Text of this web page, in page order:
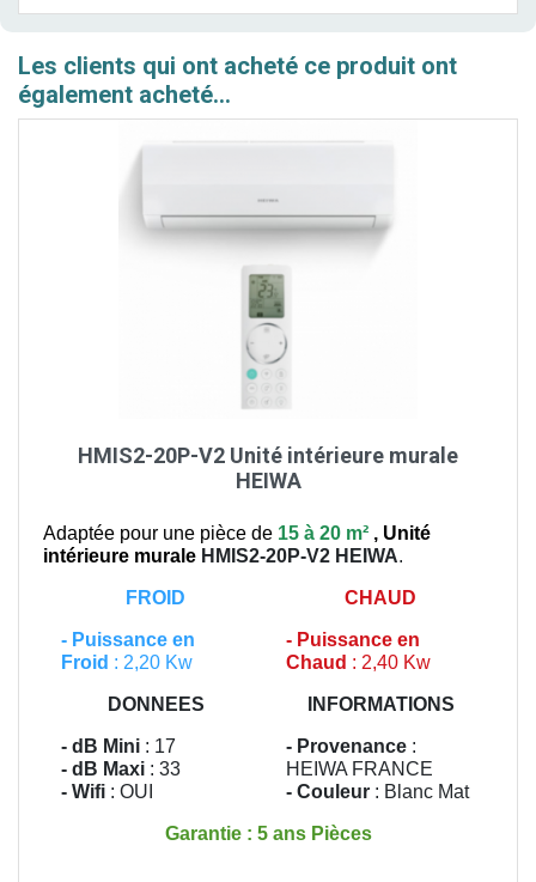
Les clients qui ont acheté ce produit ont
également acheté...
HMIS2-20P-V2 Unité intérieure murale
HEIWA
Adaptée pour une pièce de 15 à 20 m² , Unité
intérieure murale HMIS2-20P-V2 HEIWA.
FROID
- Puissance en
Froid : 2,20 Kw
CHAUD
- Puissance en
Chaud : 2,40 Kw
DONNEES
- dB Mini : 17
- dB Maxi : 33
- Wifi : OUI
INFORMATIONS
- Provenance :
HEIWA FRANCE
- Couleur : Blanc Mat
Garantie : 5 ans Pièces